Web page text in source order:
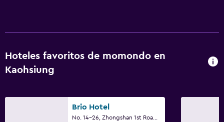
Hoteles favoritos de momondo en
Kaohsiung
Brio Hotel